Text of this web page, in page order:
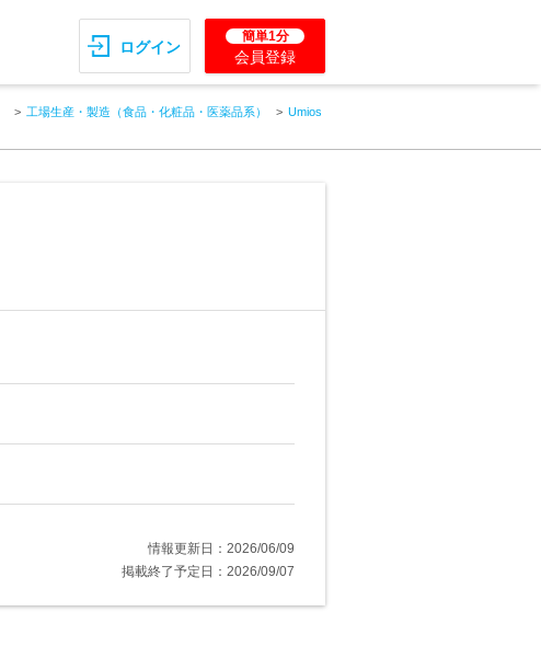
ログイン
簡単1分
会員登録
工場生産・製造（食品・化粧品・医薬品系）
Umios
情報更新日：2026/06/09
掲載終了予定日：2026/09/07